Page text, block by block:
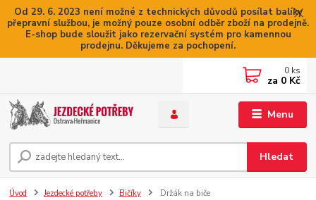
Od 29. 6. 2023 není možné z technických důvodů posílat balíky
přepravní službou, je možný pouze osobní odběr zboží na prodejně.
E-shop bude sloužit jako rezervační systém pro kamennou
prodejnu. Děkujeme za pochopení.
Menu
Hledat
0 ks
za 0 Kč
Úvod Jezdecké potřeby Bičíky Držák na biče